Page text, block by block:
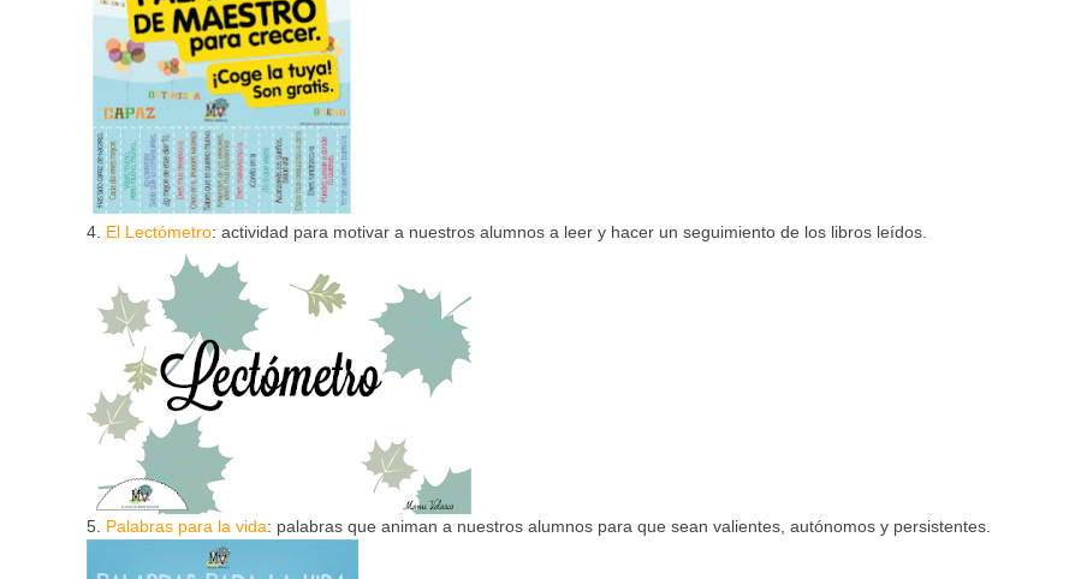
4. El Lectómetro: actividad para motivar a nuestros alumnos a leer y hacer un seguimiento de los libros leídos.
5. Palabras para la vida: palabras que animan a nuestros alumnos para que sean valientes, autónomos y persistentes.